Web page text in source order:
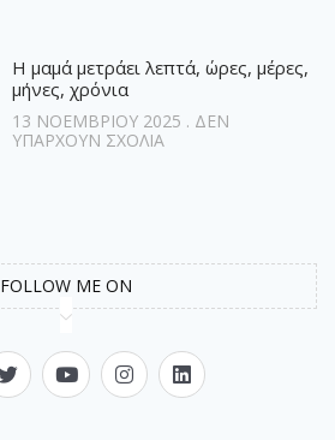
Η μαμά μετράει λεπτά, ώρες, μέρες,
μήνες, χρόνια
13 ΝΟΕΜΒΡΊΟΥ 2025
ΔΕΝ
ΥΠΆΡΧΟΥΝ ΣΧΌΛΙΑ
FOLLOW ME ON